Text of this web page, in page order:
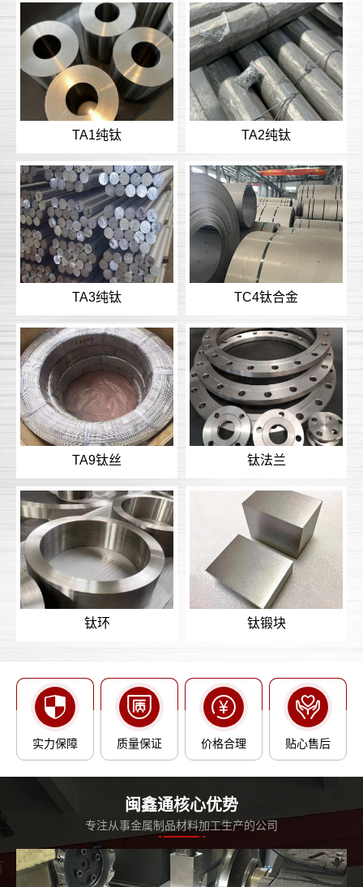
TA1纯钛 TA2纯钛
TA3纯钛 TC4钛合金
TA9钛丝 钛法兰
钛环 钛锻块
实力保障 质量保证 价格合理 贴心售后
闽鑫通核心优势
专注从事金属制品材料加工生产的公司